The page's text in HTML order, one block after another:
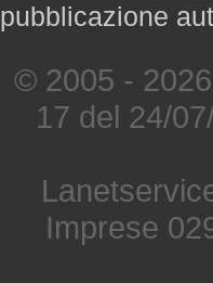
pubblicazione
© 2005 -
17 del 24/
Imprese